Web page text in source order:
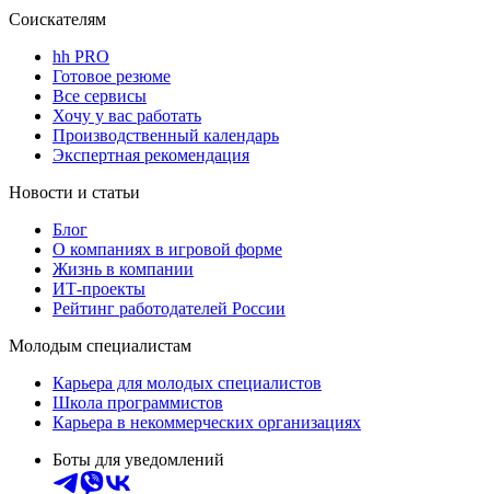
Соискателям
hh PRO
Готовое резюме
Все сервисы
Хочу у вас работать
Производственный календарь
Экспертная рекомендация
Новости и статьи
Блог
О компаниях в игровой форме
Жизнь в компании
ИТ-проекты
Рейтинг работодателей России
Молодым специалистам
Карьера для молодых специалистов
Школа программистов
Карьера в некоммерческих организациях
Боты для уведомлений